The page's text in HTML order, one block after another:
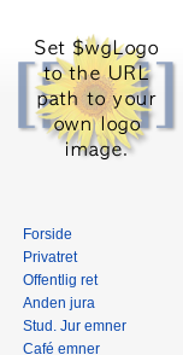
Forside
Privatret
Offentlig ret
Anden jura
Stud. Jur emner
Café emner